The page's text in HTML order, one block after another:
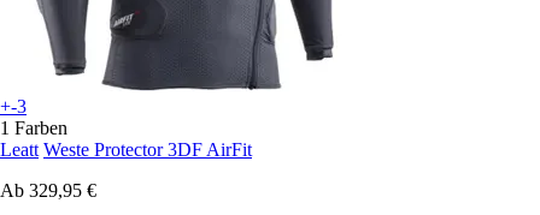
+-3
1 Farben
Leatt Weste Protector 3DF AirFit
Ab 329,95 €